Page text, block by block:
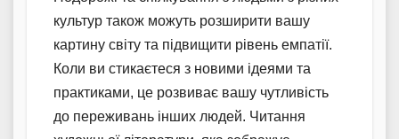
культур також можуть розширити вашу
картину світу та підвищити рівень емпатії.
Коли ви стикаєтеся з новими ідеями та
практиками, це розвиває вашу чутливість
до переживань інших людей. Читання